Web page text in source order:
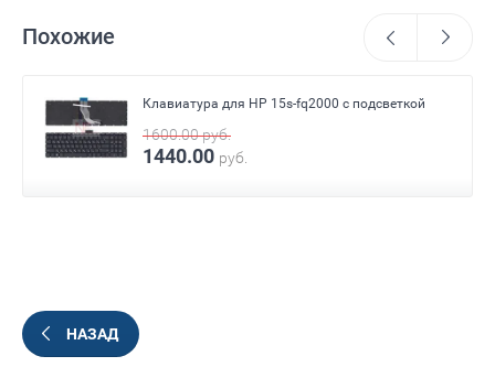
Похожие
Клавиатура для HP 15s-fq2000 с подсветкой
1600.00руб.
1440.00 руб.
НАЗАД